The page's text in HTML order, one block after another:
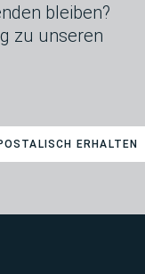
bleiben?
zu unseren
ERHALTEN